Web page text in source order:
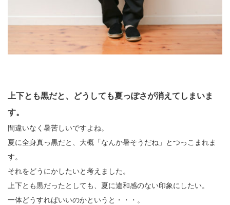
上下とも黒だと、どうしても夏っぽさが消えてしまいま
す。
間違いなく暑苦しいですよね。
夏に全身真っ黒だと、大概「なんか暑そうだね」とつっこまれま
す。
それをどうにかしたいと考えました。
上下とも黒だったとしても、夏に違和感のない印象にしたい。
一体どうすればいいのかというと・・・。